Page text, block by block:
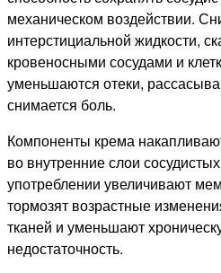
механическом воздействии.
интерстициальной жидкости,
кровеносными сосудами и
уменьшаются отеки,
снимается боль.
Компоненты крема
во внутренние слои
употреблении увеличивают
тормозят возрастные
тканей и уменьшают
недостаточность.